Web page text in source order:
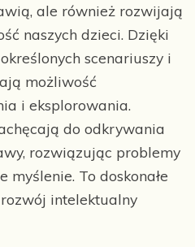
ale również rozwijają
naszych dzieci. Dzięki
scenariuszy i
możliwość
i eksplorowania.
do odkrywania
rozwiązując problemy
To doskonałe
intelektualny